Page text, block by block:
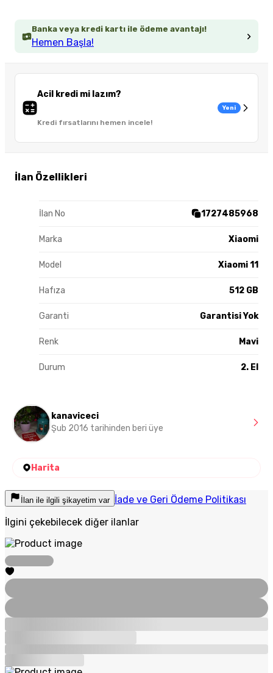
Banka veya kredi kartı ile ödeme avantajı!
Hemen Başla!
Acil kredi mi lazım?
Kredi fırsatlarını hemen incele!
Yeni
İlan Özellikleri
İlan No 1727485968
Marka Xiaomi
Model Xiaomi 11
Hafıza 512 GB
Garanti Garantisi Yok
Renk Mavi
Durum 2. El
kanaviceci
Şub 2016 tarihinden beri üye
Harita
İlan ile ilgili şikayetim var İade ve Geri Ödeme Politikası
İlgini çekebilecek diğer ilanlar